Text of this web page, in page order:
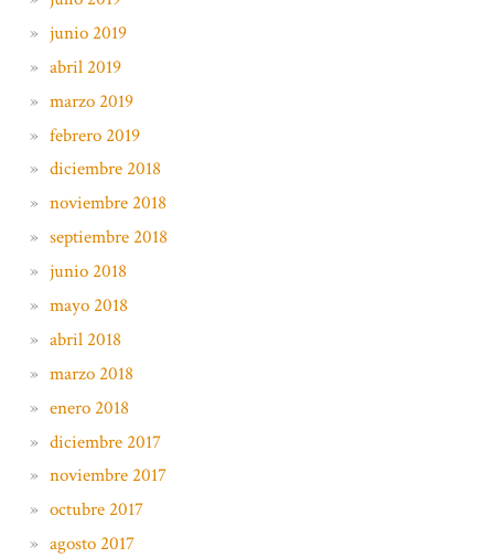
junio 2019
abril 2019
marzo 2019
febrero 2019
diciembre 2018
noviembre 2018
septiembre 2018
junio 2018
mayo 2018
abril 2018
marzo 2018
enero 2018
diciembre 2017
noviembre 2017
octubre 2017
agosto 2017